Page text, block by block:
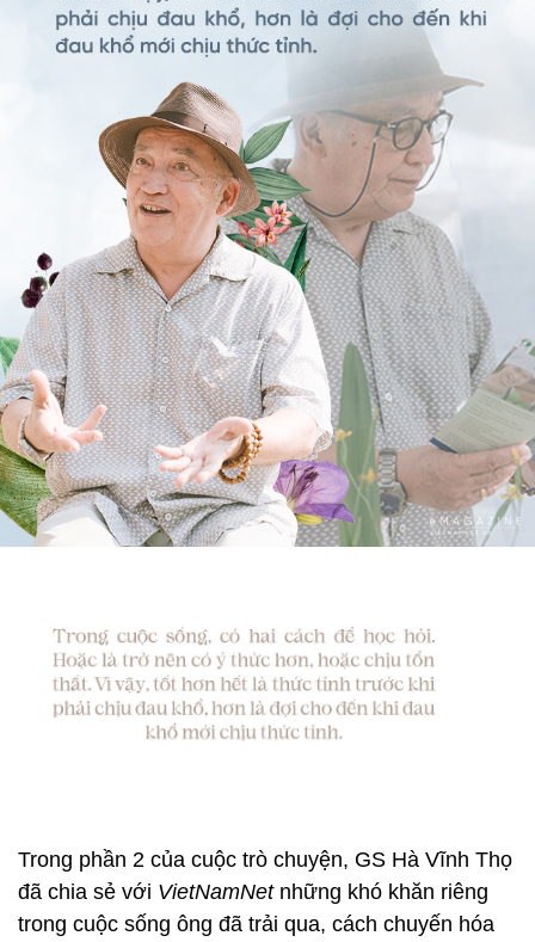
Trong phần 2 của cuộc trò chuyện, GS Hà Vĩnh Thọ
đã chia sẻ với VietNamNetnhững khó khăn riêng
trong cuộc sống ông đã trải qua, cách chuyến hóa